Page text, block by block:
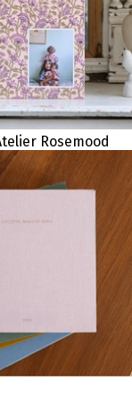
Rosemood